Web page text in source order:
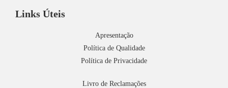
Links Úteis
Apresentação
Política de Qualidade
Política de Privacidade
Livro de Reclamações